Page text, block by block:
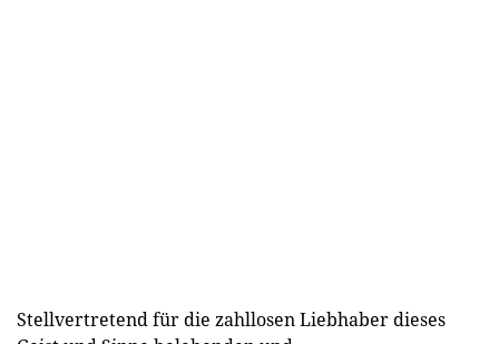
Stellvertretend für die zahllosen Liebhaber dieses